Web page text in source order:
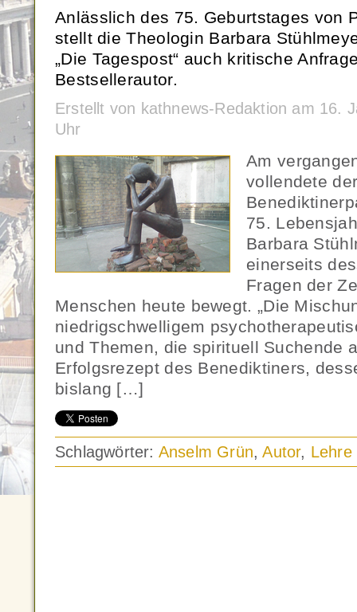
Anlässlich des 75. Geburtstages von
stellt die Theologin Barbara
„Die Tagespost“ auch kritische
Bestsellerautor.
Erstellt von kathnews-Redaktion am 16.
Uhr
Am
vollendete
75.
Barbara
einerseits
Fragen der
Menschen heute bewegt. „Die
niedrigschwelligem
und Themen, die spirituell Suchende
Erfolgsrezept des Benediktiners,
bislang […]
Schlagwörter: Anselm Grün,Autor, Lehre